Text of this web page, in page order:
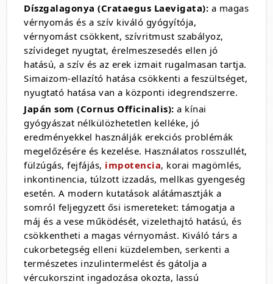
Díszgalagonya (Crataegus Laevigata): a magas
vérnyomás és a szív kiváló gyógyítója,
vérnyomást csökkent, szívritmust szabályoz,
szívideget nyugtat, érelmeszesedés ellen jó
hatású, a szív és az erek izmait rugalmasan tartja.
Simaizom-ellazító hatása csökkenti a feszültséget,
nyugtató hatása van a központi idegrendszerre.
Japán som (Cornus Officinalis): a kínai
gyógyászat nélkülözhetetlen kelléke, jó
eredményekkel használják erekciós problémák
megelőzésére és kezelése. Használatos rosszullét,
fülzúgás, fejfájás, impotencia, korai magömlés,
inkontinencia, túlzott izzadás, mellkas gyengeség
esetén. A modern kutatások alátámasztják a
somról feljegyzett ősi ismereteket: támogatja a
máj és a vese működését, vizelethajtó hatású, és
csökkentheti a magas vérnyomást. Kiváló társ a
cukorbetegség elleni küzdelemben, serkenti a
természetes inzulintermelést és gátolja a
vércukorszint ingadozása okozta, lassú